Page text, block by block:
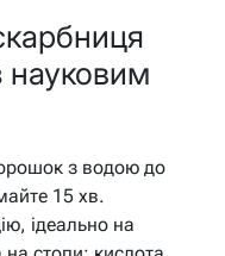
науковим
з водою до
15 хв.
ідеально на